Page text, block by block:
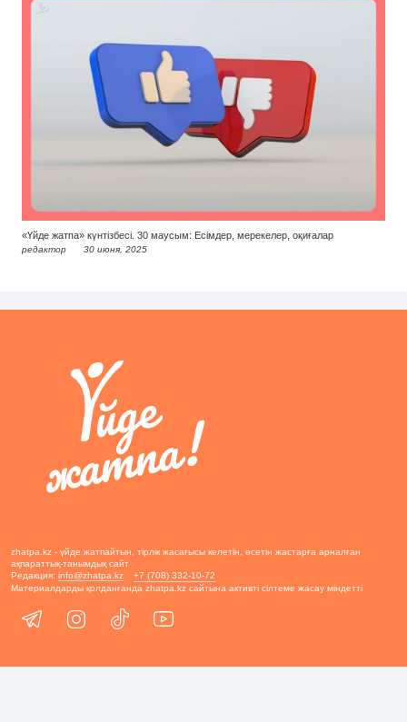
«Үйде жатпа» күнтізбесі. 30 маусым: Есімдер, мерекелер, оқиғалар
редактор 30 июня, 2025
zhatpa.kz - үйде жатпайтын, тірлік жасағысы келетін, өсетін жастарға арналған
ақпараттық-танымдық сайт
Редакция: info@zhatpa.kz
+7 (708) 332-10-72
Материалдарды қолданғанда zhatpa.kz сайтына активті сілтеме жасау міндетті